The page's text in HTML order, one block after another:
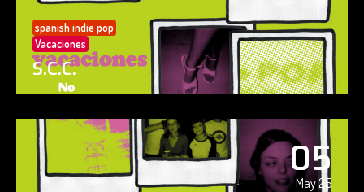
spanish indie pop
Vacaciones
S.C.C.
05
May 25